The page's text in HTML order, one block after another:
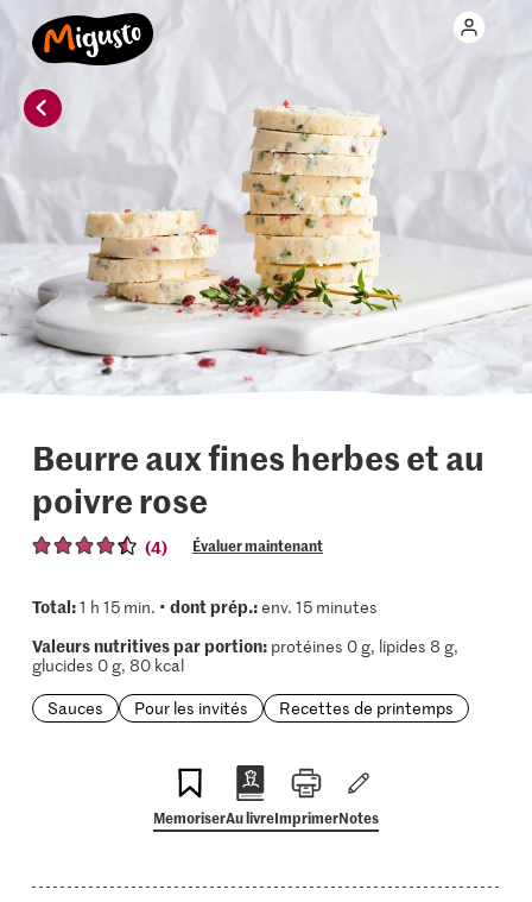
Beurre aux fines herbes et au
poivre rose
(4) Évaluer maintenant
Total:1 h 15 min. • dont prép.:env. 15 minutes
Valeurs nutritives par portion:protéines 0 g, lipides 8 g,
glucides 0 g, 80 kcal
Sauces
Pour les invités Recettes de printemps
MemoriserAu livreImprimerNotes